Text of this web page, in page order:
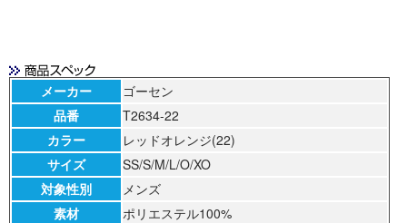
メーカー
ゴーセン
品番
T2634-22
カラー
レッドオレンジ(22)
サイズ
SS/S/M/L/O/XO
対象性別
メンズ
素材
ポリエステル100%